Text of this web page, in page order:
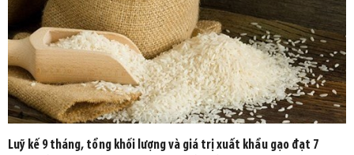
Luỹ kế 9 tháng, tổng khối lượng và giá trị xuất khẩu gạo đạt 7